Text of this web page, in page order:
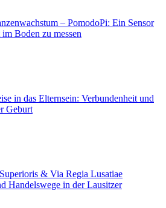
– PomodoPi: Ein Sensor
Boden zu messen
in das Elternsein: Verbundenheit und
Geburt
& Via Regia Lusatiae
Handelswege in der Lausitzer